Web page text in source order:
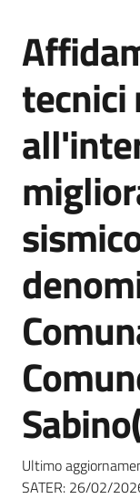
e
strumenti
acquisto
Supporto
Piattaforme
telematiche
English
site
Salta al contenuto
Ultimo
SATER: 26/02/